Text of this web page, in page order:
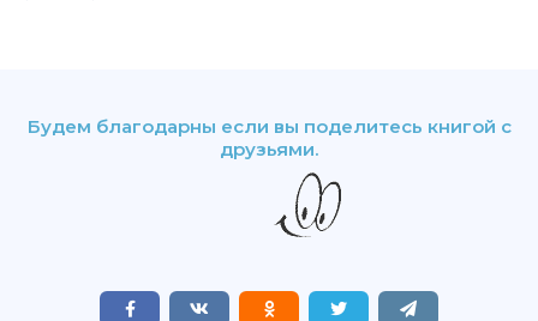
Будем благодарны если вы поделитесь книгой с
друзьями.